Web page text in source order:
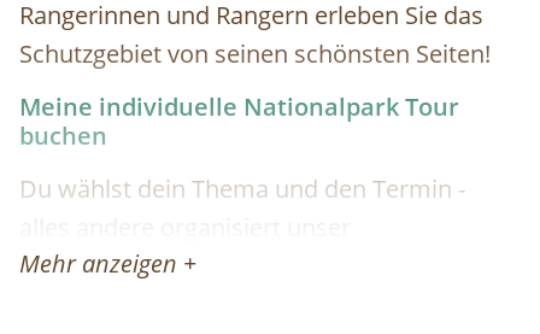
Rangerinnen und Rangern erleben Sie das
Schutzgebiet von seinen schönsten Seiten!
Meine individuelle Nationalpark Tour
buchen
Du wählst dein Thema und den Termin -
alles andere organisiert unser
Besucherservice für dich!
Mehr anzeigen +